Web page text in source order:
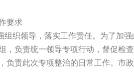
要求
组织领导，落实工作责任。为了加
，负责统一领导专项行动，督促检
负责此次专项整治的日常工作。市